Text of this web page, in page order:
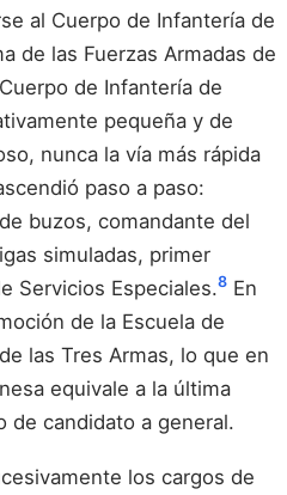
al Cuerpo de Infantería de
de las Fuerzas Armadas de
de Infantería de
pequeña y de
nunca la vía más rápida
paso a paso:
buzos, comandante del
simuladas, primer
Servicios Especiales.8 En
de la Escuela de
las Tres Armas, lo que en
equivale a la última
de candidato a general.
los cargos de